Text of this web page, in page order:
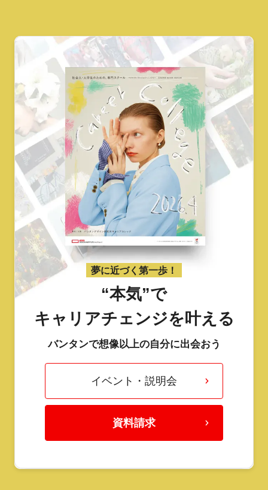
夢に近づく第一歩！
“本気”で
キャリアチェンジを叶える
バンタンで想像以上の自分に出会おう
イベント・説明会
資料請求